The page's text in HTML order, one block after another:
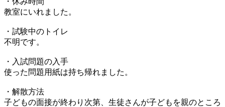
教室にいれました。
・試験中のトイレ
不明です。
・入試問題の入手
使った問題用紙は持ち帰れました。
・解散方法
子どもの面接が終わり次第、生徒さんが子どもを親のところ